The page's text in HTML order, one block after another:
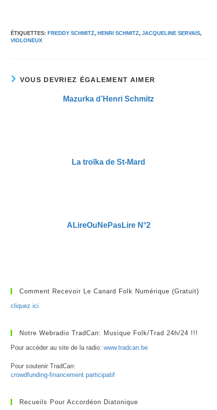
ÉTIQUETTES: FREDDY SCHMITZ, HENRI SCHMITZ, JACQUELINE SERVAIS,
VIOLONEUX
VOUS DEVRIEZ ÉGALEMENT AIMER
Mazurka d’Henri Schmitz
La troïka de St-Mard
ALireOuNePasLire N°2
Comment Recevoir Le Canard Folk Numérique (gratuit)
cliquez ici
Notre Webradio TradCan: Musique Folk/Trad 24h/24 !!!
Pour accéder au site de la radio:www.tradcan.be
Pour soutenir TradCan:
crowdfunding-financement participatif
Recueils Pour Accordéon Diatonique